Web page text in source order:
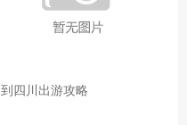
到四川出游攻略